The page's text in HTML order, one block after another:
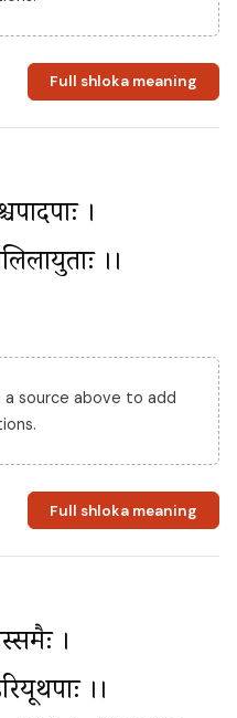
Full shloka meaning
।
।।
source above to add
Full shloka meaning
।
।।